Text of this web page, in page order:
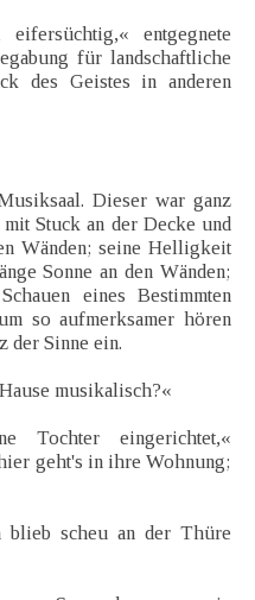
entgegnete
für landschaftliche
des Geistes in anderen
Dieser war ganz
Stuck an der Decke und
Wänden; seine Helligkeit
Sonne an den Wänden;
eines Bestimmten
so aufmerksamer hören
der Sinne ein.
musikalisch?«
Tochter eingerichtet,«
geht's in ihre Wohnung;
scheu an der Thüre